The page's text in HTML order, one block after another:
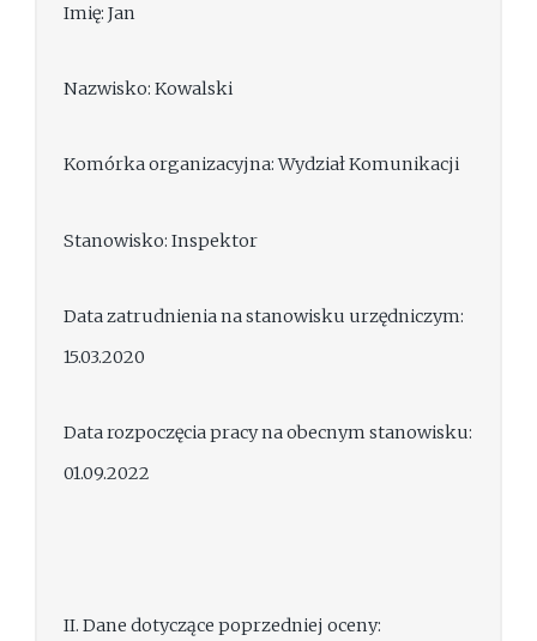
Imię: Jan
Nazwisko: Kowalski
Komórka organizacyjna: Wydział Komunikacji
Stanowisko: Inspektor
Data zatrudnienia na stanowisku urzędniczym:
15.03.2020
Data rozpoczęcia pracy na obecnym stanowisku:
01.09.2022
II. Dane dotyczące poprzedniej oceny: